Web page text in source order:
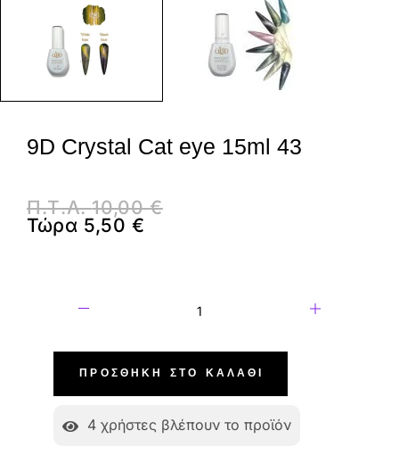
9D Crystal Cat eye 15ml 43
Π.Τ.Λ.10,00€
Τώρα 5,50€
ΠΡΟΣΘΉΚΗ ΣΤΟ ΚΑΛΆΘΙ
4 χρήστες βλέπουν το προϊόν